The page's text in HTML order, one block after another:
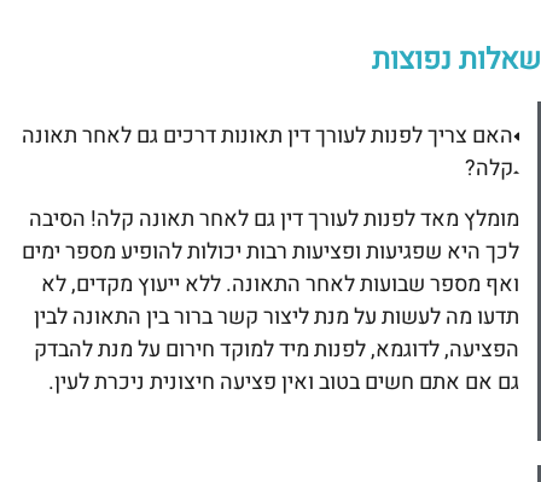
שאלות נפוצות
האם צריך לפנות לעורך דין תאונות דרכים גם לאחר תאונה
קלה?
מומלץ מאד לפנות לעורך דין גם לאחר תאונה קלה! הסיבה
לכך היא שפגיעות ופציעות רבות יכולות להופיע מספר ימים
ואף מספר שבועות לאחר התאונה. ללא ייעוץ מקדים, לא
תדעו מה לעשות על מנת ליצור קשר ברור בין התאונה לבין
הפציעה, לדוגמא, לפנות מיד למוקד חירום על מנת להבדק
גם אם אתם חשים בטוב ואין פציעה חיצונית ניכרת לעין.